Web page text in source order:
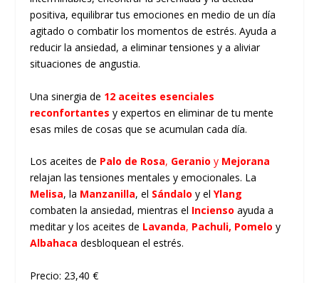
positiva, equilibrar tus emociones en medio de un día
agitado o combatir los momentos de estrés. Ayuda a
reducir la ansiedad, a eliminar tensiones y a aliviar
situaciones de angustia.
Una sinergia de 12 aceites esenciales
reconfortantes y expertos en eliminar de tu mente
esas miles de cosas que se acumulan cada día.
Los aceites de Palo de Rosa, Geranioy Mejorana
relajan las tensiones mentales y emocionales. La
Melisa, la Manzanilla, el Sándalo y elYlang
combaten la ansiedad, mientras el Incienso ayuda a
meditar y los aceites de Lavanda, Pachuli, Pomelo y
Albahaca desbloquean el estrés.
Precio: 23,40 €